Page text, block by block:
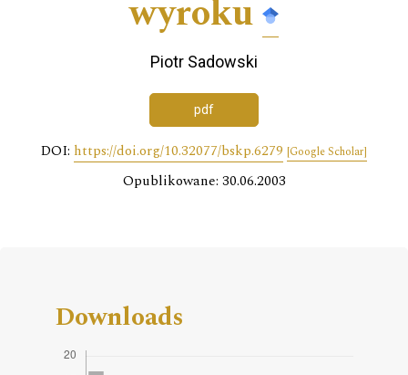
wyroku
Piotr Sadowski
pdf
DOI: https://doi.org/10.32077/bskp.6279 [Google Scholar]
Opublikowane: 30.06.2003
Downloads